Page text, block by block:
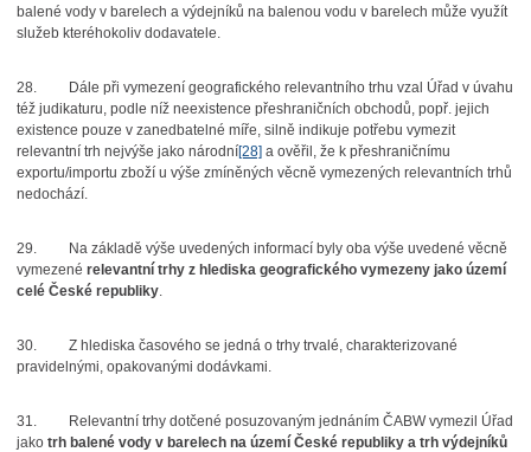
balené vody v barelech a výdejníků na balenou vodu v barelech může využít
služeb kteréhokoliv dodavatele.
28.
Dále při vymezení geografického relevantního trhu vzal Úřad v úvahu
též judikaturu, podle níž neexistence přeshraničních obchodů, popř. jejich
existence pouze v zanedbatelné míře, silně indikuje potřebu vymezit
relevantní trh nejvýše jako národní[28] a ověřil, že k přeshraničnímu
exportu/importu zboží u výše zmíněných věcně vymezených relevantních trhů
nedochází.
29.
Na základě výše uvedených informací byly oba výše uvedené věcně
vymezené relevantní trhy z hlediska geografického vymezeny jako území
celé České republiky.
30.
Z hlediska časového se jedná o trhy trvalé, charakterizované
pravidelnými, opakovanými dodávkami.
31.
Relevantní trhy dotčené posuzovaným jednáním ČABW vymezil Úřad
jako trh balené vody v barelech na území České republiky a trh výdejníků